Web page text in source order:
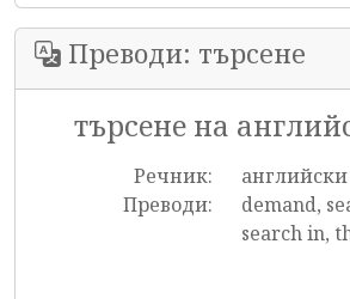
Преводи: търсене
търсене на
Речник:
английски
Преводи:
demand,
search in,